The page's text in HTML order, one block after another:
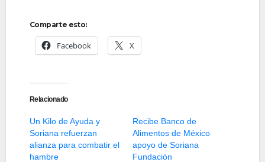
Comparte esto:
Facebook X
Relacionado
Un Kilo de Ayuda y
Soriana refuerzan
alianza para combatir el
hambre
Recibe Banco de
Alimentos de México
apoyo de Soriana
Fundación